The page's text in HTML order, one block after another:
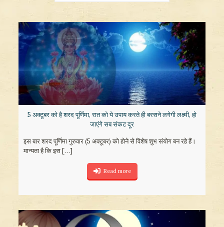
5 अक्टूबर को है शरद पूर्णिमा, रात को ये उपाय करते ही बरसने लगेगी लक्ष्मी, हो
जाएंगे सब संकट दूर
इस बार शरद पूर्णिमा गुरुवार (5 अक्टूबर) को होने से विशेष शुभ संयोग बन रहे हैं।
मान्यता है कि इस[…]
Read more